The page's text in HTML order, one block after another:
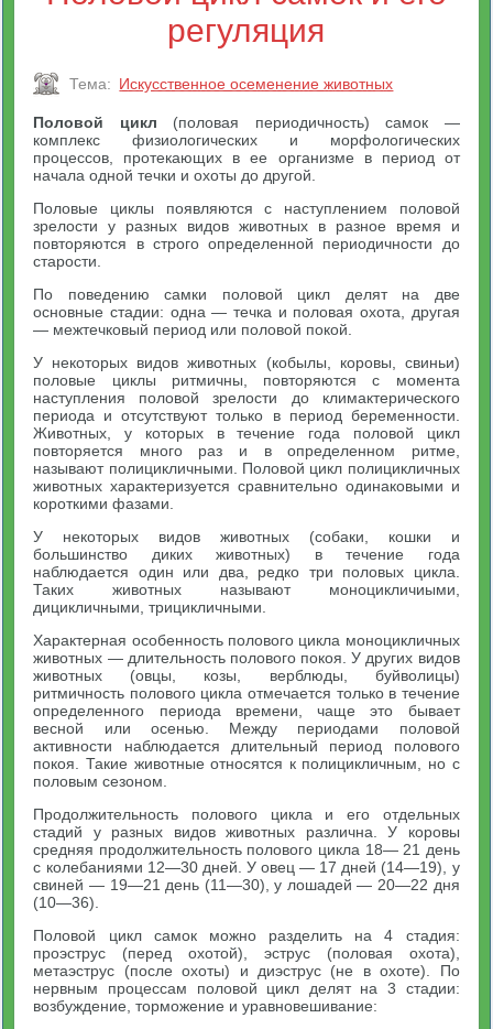
регуляция
Тема: Искусственное осеменение животных
Половой цикл (половая периодичность) самок —
комплекс физиологических и морфологических
процессов, протекающих в ее организме в период от
начала одной течки и охоты до другой.
Половые циклы появляются с наступлением половой
зрелости у разных видов животных в разное время и
повторяются в строго определенной периодичности до
старости.
По поведению самки половой цикл делят на две
основные стадии: одна — течка и половая охота, другая
— межтечковый период или половой покой.
У некоторых видов животных (кобылы, коровы, свиньи)
половые циклы ритмичны, повторяются с момента
наступления половой зрелости до климактерического
периода и отсутствуют только в период беременности.
Животных, у которых в течение года половой цикл
повторяется много раз и в определенном ритме,
называют полицикличными. Половой цикл полицикличных
животных характеризуется сравнительно одинаковыми и
короткими фазами.
У некоторых видов животных (собаки, кошки и
большинство диких животных) в течение года
наблюдается один или два, редко три половых цикла.
Таких животных называют моноцикличиыми,
дицикличными, трицикличными.
Характерная особенность полового цикла моноцикличных
животных — длительность полового покоя. У других видов
животных (овцы, козы, верблюды, буйволицы)
ритмичность полового цикла отмечается только в течение
определенного периода времени, чаще это бывает
весной или осенью. Между периодами половой
активности наблюдается длительный период полового
покоя. Такие животные относятся к полицикличным, но с
половым сезоном.
Продолжительность полового цикла и его отдельных
стадий у разных видов животных различна. У коровы
средняя продолжительность полового цикла 18— 21 день
с колебаниями 12—30 дней. У овец — 17 дней (14—19), у
свиней — 19—21 день (11—30), у лошадей — 20—22 дня
(10—36).
Половой цикл самок можно разделить на 4 стадия:
проэструс (перед охотой), эструс (половая охота),
метаэструс (после охоты) и диэструс (не в охоте). По
нервным процессам половой цикл делят на 3 стадии:
возбуждение, торможение и уравновешивание: